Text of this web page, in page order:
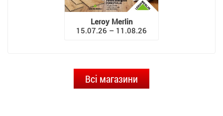
Leroy Merlin
15.07.26 – 11.08.26
Всі магазини